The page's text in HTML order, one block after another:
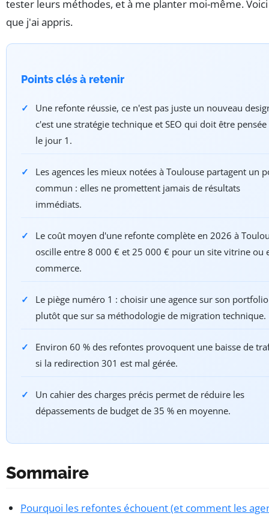
tester leurs méthodes, et à me planter moi-même.
que j'ai appris.
Points clés à retenir
Une refonte réussie, ce n'est pas juste un nouveau
c'est une stratégie technique et SEO qui doit être pensée
le jour 1.
Les agences les mieux notées à Toulouse partagent un
commun : elles ne promettent jamais de résultats
immédiats.
Le coût moyen d'une refonte complète en 2026 à
oscille entre 8 000 € et 25 000 € pour un site vitrine ou
commerce.
Le piège numéro 1 : choisir une agence sur son portfolio
plutôt que sur sa méthodologie de migration technique.
Environ 60 % des refontes provoquent une baisse de
si la redirection 301 est mal gérée.
Un cahier des charges précis permet de réduire les
dépassements de budget de 35 % en moyenne.
Sommaire
Pourquoi les refontes échouent (et comment les